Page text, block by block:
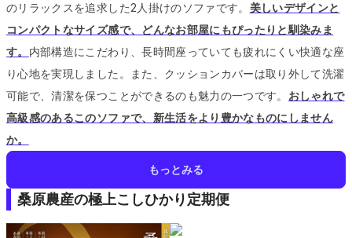
のリラックスを追求した2人掛けのソファです。 美しいデザインと
コンパクトなサイズ感で、どんなお部屋にもぴったりと馴染みま
す。 内部構造にこだわり、長時間座っていても疲れにくい快適な座
り心地を実現しました。
また、クッションカバーは取り外して洗濯
可能で、清潔を保つことができるのも魅力の一つです。 おしゃれで
高級感のあるこのソファで、新生活をより豊かなものにしません
か。
もっとみる
桑原農産の極上こしひかり定期便